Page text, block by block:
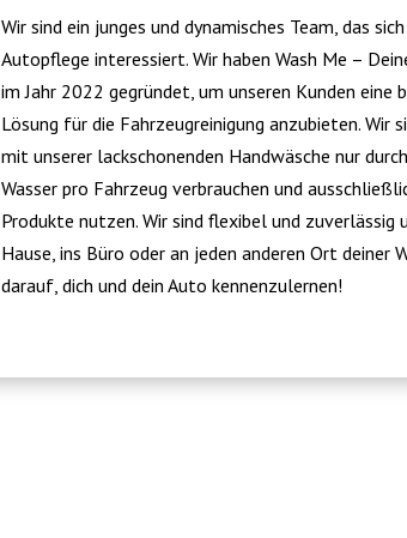
Wir sind ein junges und dynamisches Team, das
Autopflege interessiert. Wir haben Wash Me –
im Jahr 2022 gegründet, um unseren Kunden eine
Lösung für die Fahrzeugreinigung anzubieten. Wir
mit unserer lackschonenden Handwäsche nur
Wasser pro Fahrzeug verbrauchen und
Produkte nutzen. Wir sind flexibel und zuverlässig
Hause, ins Büro oder an jeden anderen Ort deiner
darauf, dich und dein Auto kennenzulernen!